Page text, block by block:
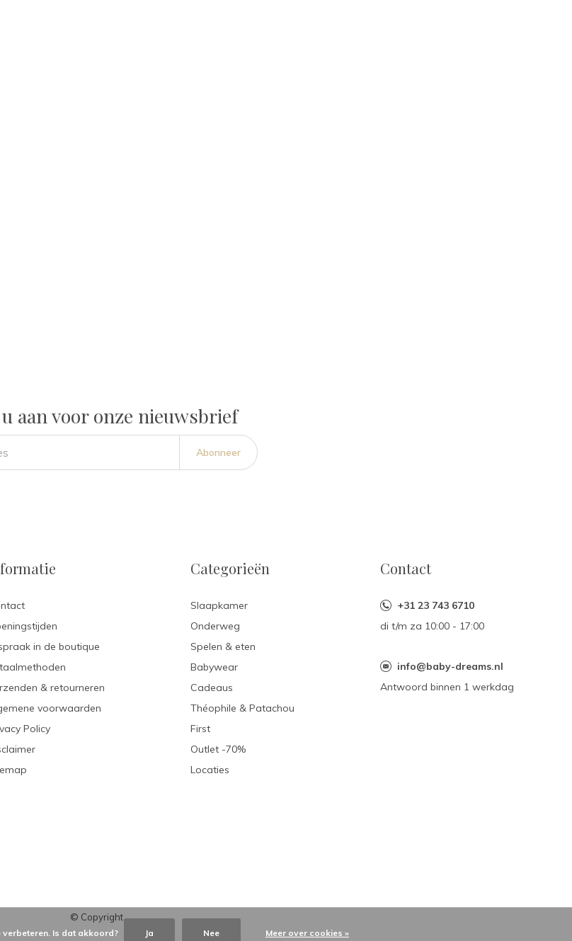
aan voor onze nieuwsbrief
Abonneer
in de boutique
& retourneren
voorwaarden
Policy
Categorieën
Slaapkamer
Onderweg
Spelen & eten
Babywear
Cadeaus
Théophile & Patachou
First
Outlet -70%
Locaties
Contact
+31 23 743 6710
di t/m za 10:00 - 17:00
info@baby-dreams.nl
Antwoord binnen 1 werkdag
© Copyright
Is dat akkoord? Ja Nee Meer over cookies »